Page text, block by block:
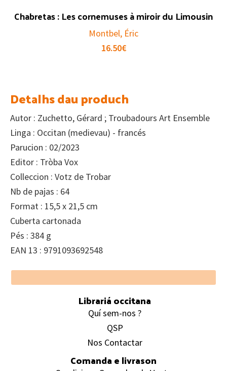
Chabretas : Les cornemuses à miroir du Limousin
Montbel, Éric
16.50€
Detalhs dau produch
Autor : Zuchetto, Gérard ; Troubadours Art Ensemble
Linga : Occitan (medievau) - francés
Parucion : 02/2023
Editor : Tròba Vox
Colleccion : Votz de Trobar
Nb de pajas : 64
Format : 15,5 x 21,5 cm
Cuberta cartonada
Pés : 384 g
EAN 13 : 9791093692548
Footer
Librariá occitana
Quí sem-nos ?
QSP
Nos Contactar
Comanda e livrason